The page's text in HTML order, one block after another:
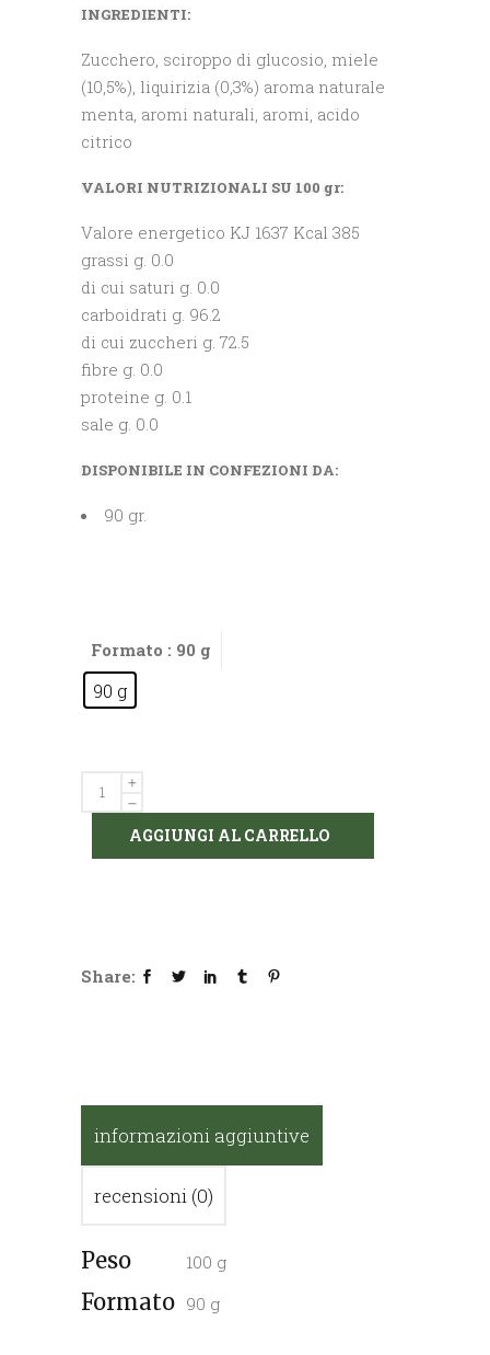
INGREDIENTI:
Zucchero, sciroppo di glucosio, miele
(10,5%), liquirizia (0,3%) aroma naturale
menta, aromi naturali, aromi, acido
citrico
VALORI NUTRIZIONALI SU 100 gr:
Valore energetico KJ 1637 Kcal 385
grassi g. 0.0
di cui saturi g. 0.0
carboidrati g. 96.2
di cui zuccheri g. 72.5
fibre g. 0.0
proteine g. 0.1
sale g. 0.0
DISPONIBILE IN CONFEZIONI DA:
90 gr.
Formato : 90 g
90 g
Caramelle
Gocce
Menta
quantity
AGGIUNGI AL CARRELLO
Share:
informazioni aggiuntive
recensioni (0)
Peso 100 g
Formato 90 g